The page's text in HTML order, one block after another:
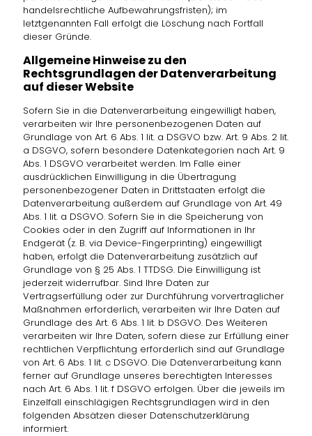
handelsrechtliche Aufbewahrungsfristen); im
letztgenannten Fall erfolgt die Löschung nach Fortfall
dieser Gründe.
Allgemeine Hinweise zu den
Rechtsgrundlagen der Datenverarbeitung
auf dieser Website
Sofern Sie in die Datenverarbeitung eingewilligt haben,
verarbeiten wir Ihre personenbezogenen Daten auf
Grundlage von Art. 6 Abs. 1 lit. a DSGVO bzw. Art. 9 Abs. 2 lit.
a DSGVO, sofern besondere Datenkategorien nach Art. 9
Abs. 1 DSGVO verarbeitet werden. Im Falle einer
ausdrücklichen Einwilligung in die Übertragung
personenbezogener Daten in Drittstaaten erfolgt die
Datenverarbeitung außerdem auf Grundlage von Art. 49
Abs. 1 lit. a DSGVO. Sofern Sie in die Speicherung von
Cookies oder in den Zugriff auf Informationen in Ihr
Endgerät (z. B. via Device-Fingerprinting) eingewilligt
haben, erfolgt die Datenverarbeitung zusätzlich auf
Grundlage von § 25 Abs. 1 TTDSG. Die Einwilligung ist
jederzeit widerrufbar. Sind Ihre Daten zur
Vertragserfüllung oder zur Durchführung vorvertraglicher
Maßnahmen erforderlich, verarbeiten wir Ihre Daten auf
Grundlage des Art. 6 Abs. 1 lit. b DSGVO. Des Weiteren
verarbeiten wir Ihre Daten, sofern diese zur Erfüllung einer
rechtlichen Verpflichtung erforderlich sind auf Grundlage
von Art. 6 Abs. 1 lit. c DSGVO. Die Datenverarbeitung kann
ferner auf Grundlage unseres berechtigten Interesses
nach Art. 6 Abs. 1 lit. f DSGVO erfolgen. Über die jeweils im
Einzelfall einschlägigen Rechtsgrundlagen wird in den
folgenden Absätzen dieser Datenschutzerklärung
informiert.